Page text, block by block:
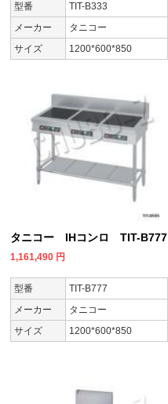
型番
TIT-B333
メーカー
タニコー
サイズ
1200*600*850
タニコー IHコンロ TIT-B777
1,161,490 円
型番
TIT-B777
メーカー
タニコー
サイズ
1200*600*850